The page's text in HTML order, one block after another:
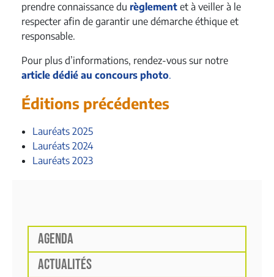
prendre connaissance du règlement et à veiller à le
respecter afin de garantir une démarche éthique et
responsable.
Pour plus d’informations, rendez-vous sur notre
article dédié au concours photo.
Éditions précédentes
Lauréats 2025
Lauréats 2024
Lauréats 2023
AGENDA
ACTUALITÉS